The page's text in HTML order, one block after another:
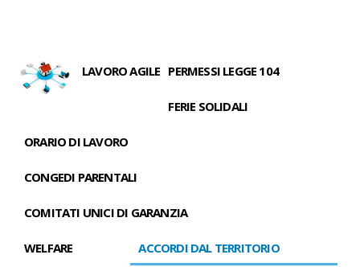
LAVORO AGILE PERMESSI LEGGE 104
FERIE SOLIDALI
ORARIO DI LAVORO
CONGEDI PARENTALI
COMITATI UNICI DI GARANZIA
WELFARE ACCORDI DAL TERRITORIO